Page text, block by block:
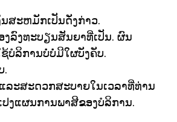
ນສະຫມັກເປັນດັ່ງກ່າວ.
ງລົງທະບຽນສັນຍາທີ່ເປັນ. ຜົນ
ບໍລິການບໍ່ບໍ່ມີໃຜບັງຄັບ.
.
ລະສະດວກສະບາຍໃນເວລາທີ່ທ່ານ
ງແຜນການພາສີຂອງບໍລິການ.